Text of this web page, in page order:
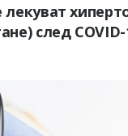
лекуват
след COVID-